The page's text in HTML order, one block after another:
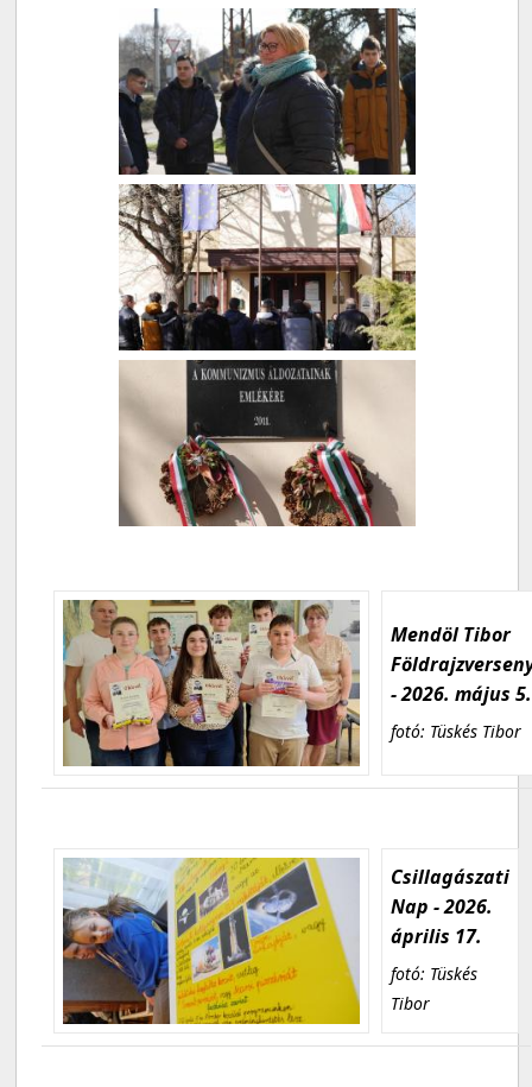
Mendöl Tibor
- 2026. május 5.
fotó: Tüskés Tibor
Csillagászati
Nap - 2026.
április 17.
fotó: Tüskés
Tibor